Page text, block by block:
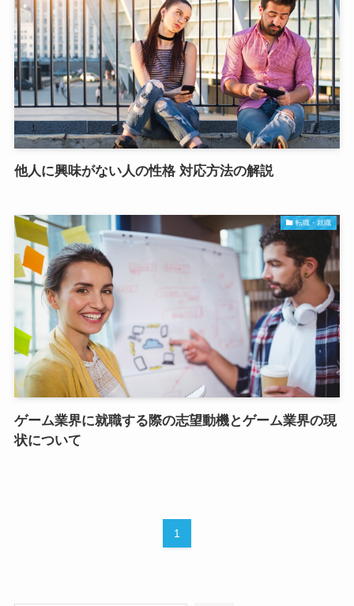
他人に興味がない人の性格 対応方法の解説
転職・就職
ゲーム業界に就職する際の志望動機とゲーム業界の現
状について
1